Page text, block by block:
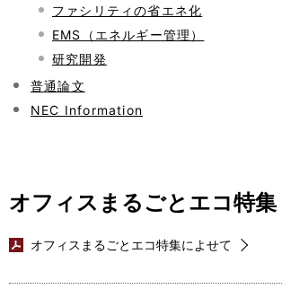
ファシリティの省エネ化
EMS（エネルギー管理）
研究開発
普通論文
NEC Information
オフィスまるごとエコ特集
オフィスまるごとエコ特集によせて